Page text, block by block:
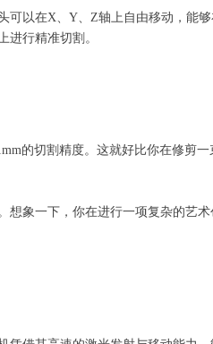
可以在X、Y、Z轴上自由移动，能
行精准切割。
的切割精度。这就好比你在修剪
想象一下，你在进行一项复杂的艺